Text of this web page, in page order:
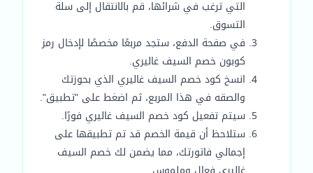
التي ترغب في شرائها، قم بالانتقال إلى سلة
التسوق.
في صفحة الدفع، ستجد مربعًا مخصصًا لإدخال رمز
كوبون خصم السيف غاليري.
انسخ كود خصم السيف غاليري الذي بحوزتك
والصقه في هذا المربع، ثم اضغط على "تطبيق".
سيتم تفعيل كود خصم السيف غاليري فورًا.
ستلاحظ أن قيمة الخصم قد تم تطبيقها على
إجمالي فاتورتك، مما يضمن لك خصم السيف